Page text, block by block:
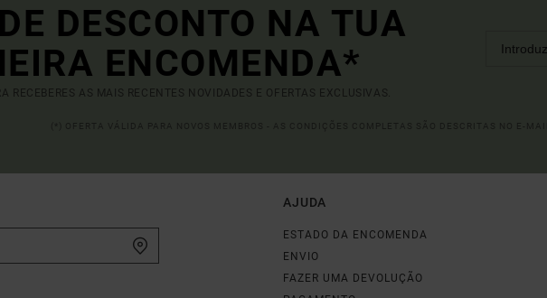
DESCONTO NA TUA
ENCOMENDA*
RECEBERES AS MAIS RECENTES NOVIDADES E OFERTAS EXCLUSIVAS.
AJUDA
ESTADO DA ENCOMENDA
ENVIO
FAZER UMA DEVOLUÇÃO